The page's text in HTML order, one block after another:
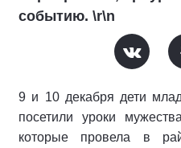
событию. \r\n
9 и 10 декабря дети
посетили уроки
которые провела в